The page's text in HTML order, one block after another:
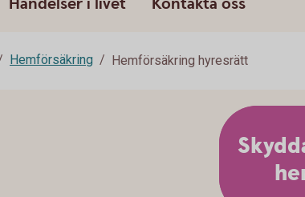
Hemförsäkring Hemförsäkring hyresrätt